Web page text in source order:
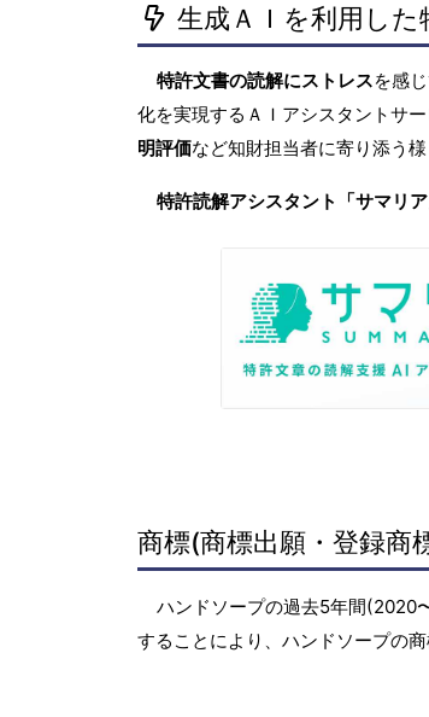
生成ＡＩを利用した
特許文書の読解にストレスを感
化を実現するＡＩアシスタントサ
明評価など知財担当者に寄り添う
特許読解アシスタント「サマリア
商標(商標出願・登録商
ハンドソープの過去5年間(2020
することにより、ハンドソープの